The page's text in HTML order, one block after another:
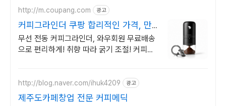
http://m.coupang.com 광고
커피그라인더 쿠팡 합리적인 가격, 만
족 성능
무선 전동 커피그라인더, 와우회원 무료배송
으로 편리하게! 취향 따라 굵기 조절! 커피그
http://blog.naver.com/ihuk4209 광고
제주도카페창업 전문 커피메딕